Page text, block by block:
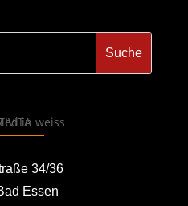
34/36
Essen